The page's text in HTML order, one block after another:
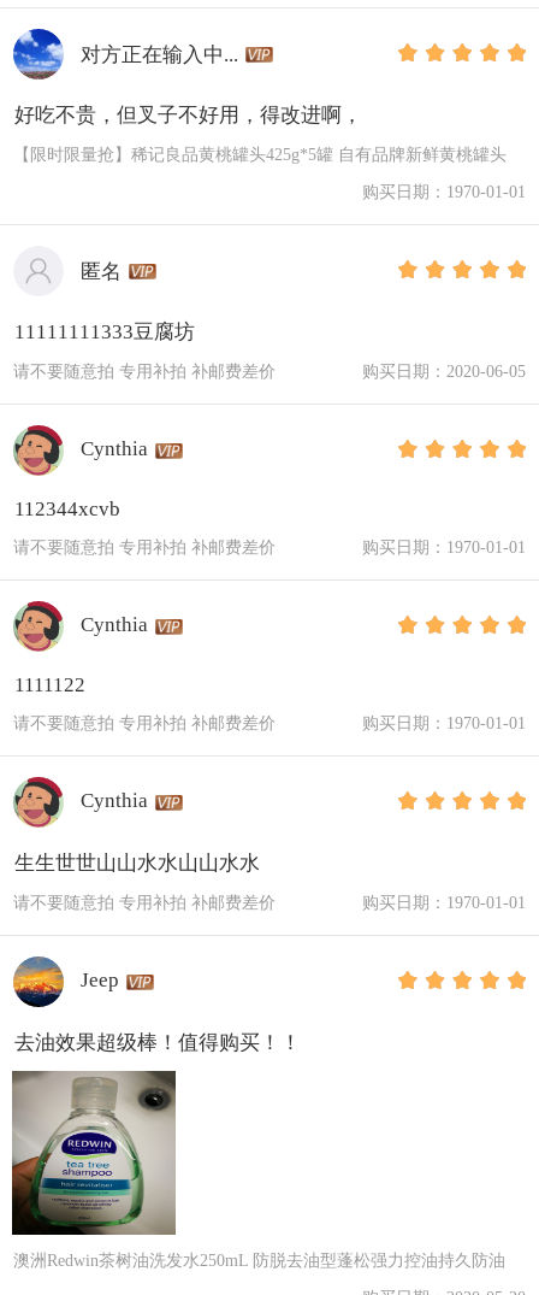
对方正在输入中...
好吃不贵，但叉子不好用，得改进啊，
【限时限量抢】稀记良品黄桃罐头425g*5罐 自有品牌新鲜黄桃罐头
购买日期：1970-01-01
匿名
11111111333豆腐坊
请不要随意拍 专用补拍 补邮费差价 购买日期：2020-06-05
Cynthia
112344xcvb
请不要随意拍 专用补拍 补邮费差价 购买日期：1970-01-01
Cynthia
1111122
请不要随意拍 专用补拍 补邮费差价 购买日期：1970-01-01
Cynthia
生生世世山山水水山山水水
请不要随意拍 专用补拍 补邮费差价 购买日期：1970-01-01
Jeep
去油效果超级棒！值得购买！！
澳洲Redwin茶树油洗发水250mL 防脱去油型蓬松强力控油持久防油